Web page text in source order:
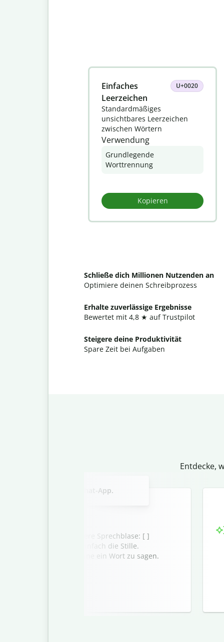
Slide 1 of 8
Einfaches
Leerzeichen
U+0020
Standardmäßiges
unsichtbares Leerzeichen
zwischen Wörtern
Verwendung
Grundlegende
Worttrennung
Kopieren
Schließe dich Millionen Nutzenden an
Optimiere deinen Schreibprozess
Erhalte zuverlässige Ergebnisse
Bewertet mit 4,8 ★ auf Trustpilot
Steigere deine Produktivität
Spare Zeit bei Aufgaben
Entdecke,
Nachricht in einer Chat-App.
erscheint als leere Sprechblase: [ ]
das Eis oder genieße einfach die Stille.
zu senden, ohne ein Wort zu sagen.